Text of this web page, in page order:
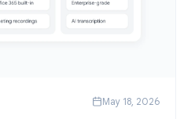
May 18, 2026